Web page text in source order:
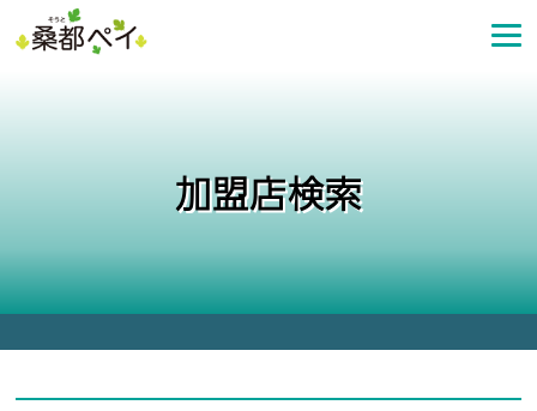
ン
プ
加盟店検索